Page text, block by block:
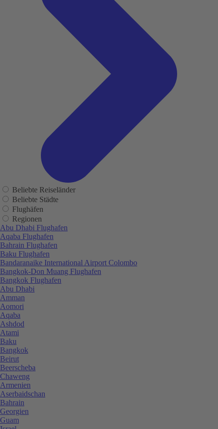
Beliebte Reiseländer
Beliebte Städte
Flughäfen
Regionen
Abu Dhabi Flughafen
Aqaba Flughafen
Bahrain Flughafen
Baku Flughafen
Bandaranaike International Airport Colombo
Bangkok-Don Muang Flughafen
Bangkok Flughafen
Abu Dhabi
Amman
Aomori
Aqaba
Ashdod
Atami
Baku
Bangkok
Beirut
Beerscheba
Chaweng
Armenien
Aserbaidschan
Bahrain
Georgien
Guam